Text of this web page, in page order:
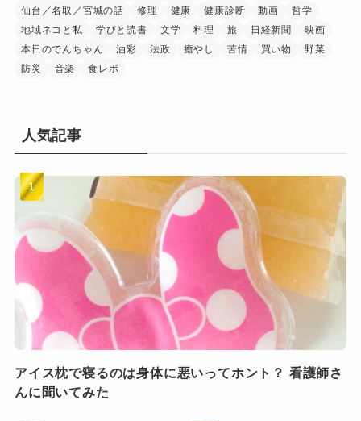
仙台／名取／宮城の話
修理 健康 健康診断 動画
哲学
地域ネコと私
学びと読書 文学 料理 旅 日経新聞
映画
本日のでんちゃん
油彩 法政 癒やし 苦情 買い物
野菜
防災
音楽 食レポ
人気記事
アイス枕で寝るのは身体に悪いってホント？ 看護師さ
んに聞いてみた